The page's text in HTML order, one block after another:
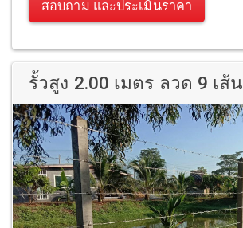
สอบถาม และประเมินราคา
รั้วสูง 2.00 เมตร ลวด 9 เส้น